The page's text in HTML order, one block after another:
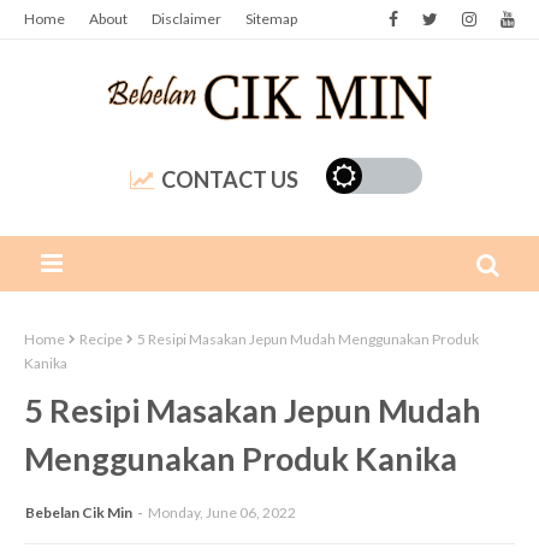
Home About Disclaimer Sitemap
CONTACT US
Home Recipe
5 Resipi Masakan Jepun Mudah Menggunakan Produk
Kanika
5 Resipi Masakan Jepun Mudah
Menggunakan Produk Kanika
Bebelan Cik Min Monday, June 06, 2022